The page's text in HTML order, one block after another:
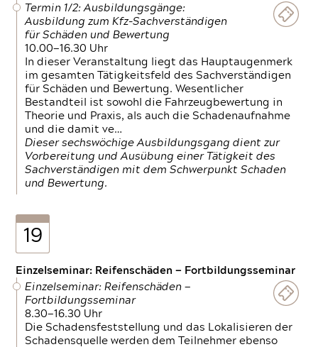
Termin 1/2: Ausbildungsgänge:
Ausbildung zum Kfz-Sachverständigen
für Schäden und Bewertung
10.00—16.30 Uhr
In dieser Veranstaltung liegt das Hauptaugenmerk
im gesamten Tätigkeitsfeld des Sachverständigen
für Schäden und Bewertung. Wesentlicher
Bestandteil ist sowohl die Fahrzeugbewertung in
Theorie und Praxis, als auch die Schadenaufnahme
und die damit ve…
Dieser sechswöchige Ausbildungsgang dient zur
Vorbereitung und Ausübung einer Tätigkeit des
Sachverständigen mit dem Schwerpunkt Schaden
und Bewertung.
19
Einzelseminar: Reifenschäden — Fortbildungsseminar
Einzelseminar: Reifenschäden —
Fortbildungsseminar
8.30—16.30 Uhr
Die Schadensfeststellung und das Lokalisieren der
Schadensquelle werden dem Teilnehmer ebenso